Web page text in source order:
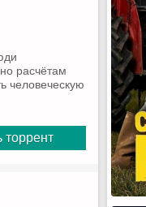
расчётам
человеческую
торрент